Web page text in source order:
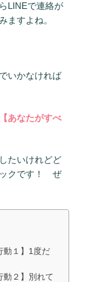
LINEで連絡が
ますよね。
いかなければ
【あなたがすべ
たいけれどど
ックです！ ぜ
動１】1度だ
動２】別れて